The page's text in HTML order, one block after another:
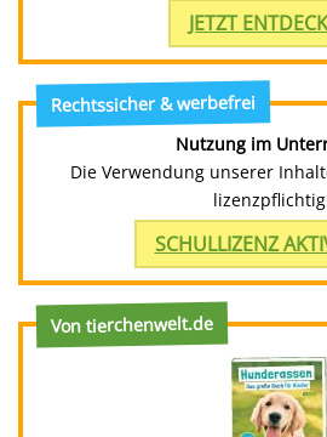
JETZT
Rechtssicher & werbefrei
Nutzung im
Die Verwendung unserer
SCHULLIZENZ
Von tierchenwelt.de